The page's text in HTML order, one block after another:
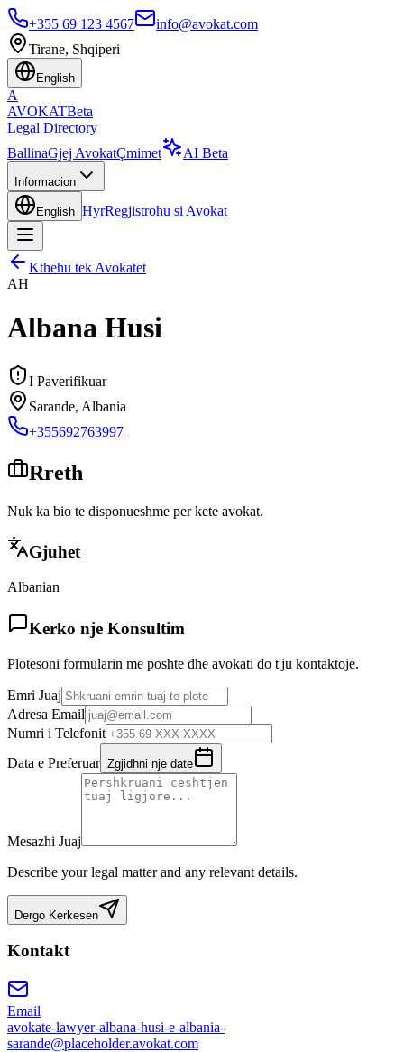
+355 69 123 4567
info@avokat.com
Tirane, Shqiperi
English
A
AVOKATBeta
Legal Directory
BallinaGjej AvokatÇmimet AI Beta
Informacion
English HyrRegjistrohu si Avokat
Kthehu tek Avokatet
AH
Albana Husi
I Paverifikuar
Sarande, Albania
+355692763997
Rreth
Nuk ka bio te disponueshme per kete avokat.
Gjuhet
Albanian
Kerko nje Konsultim
Plotesoni formularin me poshte dhe avokati do t'ju kontaktoje.
Emri Juaj
Adresa Email
Numri i Telefonit
Data e Preferuar Zgjidhni nje date
Mesazhi Juaj
Describe your legal matter and any relevant details.
Dergo Kerkesen
Kontakt
Email
avokate-lawyer-albana-husi-e-albania-
sarande@placeholder.avokat.com